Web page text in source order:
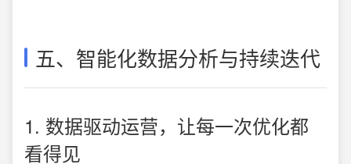
五、智能化数据分析与持续迭代
1. 数据驱动运营，让每一次优化都
看得见